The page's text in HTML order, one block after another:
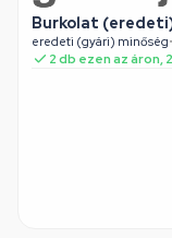
Burkolat
eredeti (gyári) minőség•
2 db ezen az